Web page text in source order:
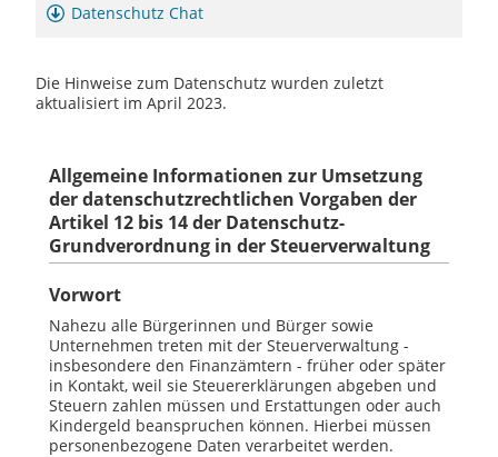
Datenschutz Chat
Die Hinweise zum Datenschutz wurden zuletzt
aktualisiert im April 2023.
Allgemeine Informationen zur Umsetzung
der datenschutzrechtlichen Vorgaben der
Artikel 12 bis 14 der Datenschutz-
Grundverordnung in der Steuerverwaltung
Vorwort
Nahezu alle Bürgerinnen und Bürger sowie
Unternehmen treten mit der Steuerverwaltung -
insbesondere den Finanzämtern - früher oder später
in Kontakt, weil sie Steuererklärungen abgeben und
Steuern zahlen müssen und Erstattungen oder auch
Kindergeld beanspruchen können. Hierbei müssen
personenbezogene Daten verarbeitet werden.